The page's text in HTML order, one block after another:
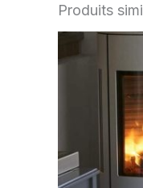
Produits